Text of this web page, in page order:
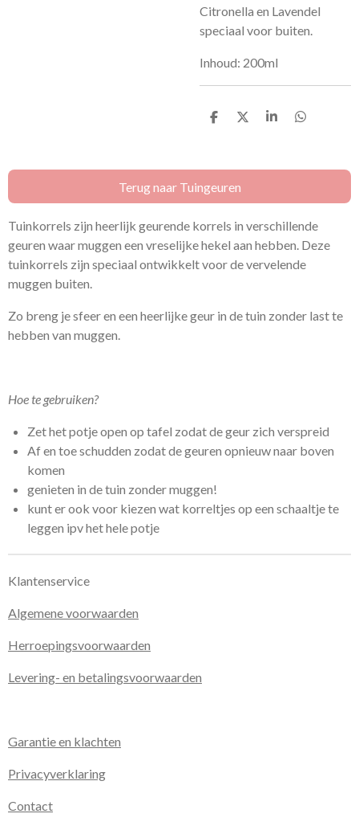
Citronella en Lavendel
speciaal voor buiten.
Inhoud: 200ml
D
n
D
S
e
D
n
Terug naar Tuingeuren
Tuinkorrels zijn heerlijk geurende korrels in verschillende
geuren waar muggen een vreselijke hekel aan hebben. Deze
tuinkorrels zijn speciaal ontwikkelt voor de vervelende
muggen buiten.
Zo breng je sfeer en een heerlijke geur in de tuin zonder last te
hebben van muggen.
Hoe te gebruiken?
Zet het potje open op tafel zodat de geur zich verspreid
Af en toe schudden zodat de geuren opnieuw naar boven
komen
genieten in de tuin zonder muggen!
kunt er ook voor kiezen wat korreltjes op een schaaltje te
leggen ipv het hele potje
Klantenservice
Algemene voorwaarden
Herroepingsvoorwaarden
Levering- en betalingsvoorwaarden
Garantie en klachten
Privacyverklaring
Contact